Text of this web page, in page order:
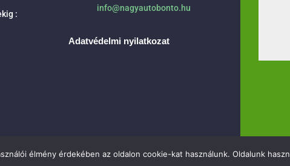
:
info@nagyautobonto.hu
Adatvédelmi nyilatkozat
élmény érdekében az oldalon cookie-kat használunk. Oldalunk